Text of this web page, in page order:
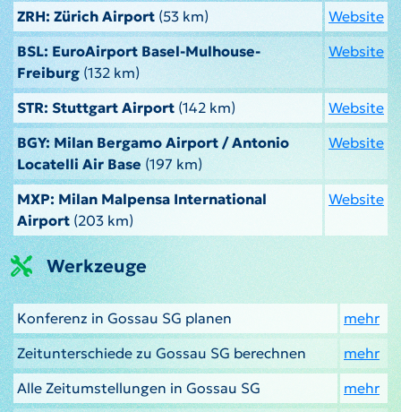
ZRH: Zürich Airport (53 km)
Website
BSL: EuroAirport Basel-Mulhouse-
Freiburg(132 km)
Website
STR: Stuttgart Airport (142 km)
Website
BGY: Milan Bergamo Airport / Antonio
Locatelli Air Base (197 km)
Website
MXP: Milan Malpensa International
Airport (203 km)
Website
Werkzeuge
Konferenz in Gossau SG planen
mehr
Zeitunterschiede zu Gossau SG berechnen
mehr
Alle Zeitumstellungen in Gossau SG
mehr